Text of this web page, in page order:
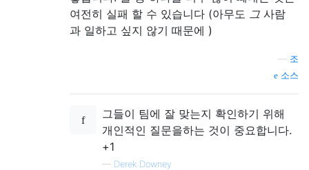
여전히 ​​실패 할 수 있습니다 (아무도 그 사람
과 일하고 싶지 않기 때문에 )
조
소스
그들이 팀에 잘 맞는지 확인하기 위해
개인적인 질문을하는 것이 중요합니다.
+1
— Derek Downey